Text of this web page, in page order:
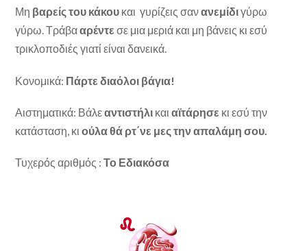
Μη βαρείς του κάκου και γυρίζεις σανανεμίδιγύρω
γύρω. Τράβααρέντε σε μια μεριά και μη βάνεις κι εσύ
τρικλοποδιές γιατί είναι δανεικά.
Κονομικά: Πάρτε διαόλοι βάγια!
Αιστηματικά: Βάλεαντιστήλι καιαϊτάρησε κι εσύ την
κατάσταση, κιούλα θά ρτ΄νε μες την απαλάμη σου.
Τυχερός αριθμός :Το Εδιακόσα